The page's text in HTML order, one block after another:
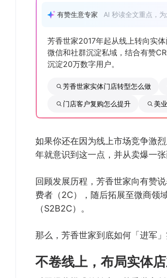
有赞生意专家 AI 秒读全文重点，
芳香世家2017年起从线上转向实
微信和社群沉淀私域，结合有赞
沉淀20万数字用户。
芳香世家实体门店转型怎么做
门店客户复购怎么提升 美
如果你还在因为线上市场竞争激
年就意识到这一点，并从卖爆一
回顾发展历程，芳香世家向有赞
费者（2C），随后拓展至微商领
（S2B2C）。
那么，芳香世家到底如何「进军
不卷线上，布局实体